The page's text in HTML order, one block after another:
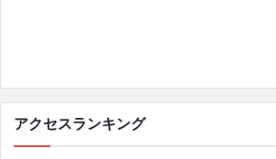
アクセスランキング